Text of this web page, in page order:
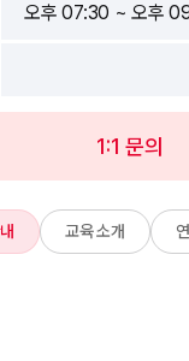
오후 07:30 ~ 오후
1:1 문의
교육 소개